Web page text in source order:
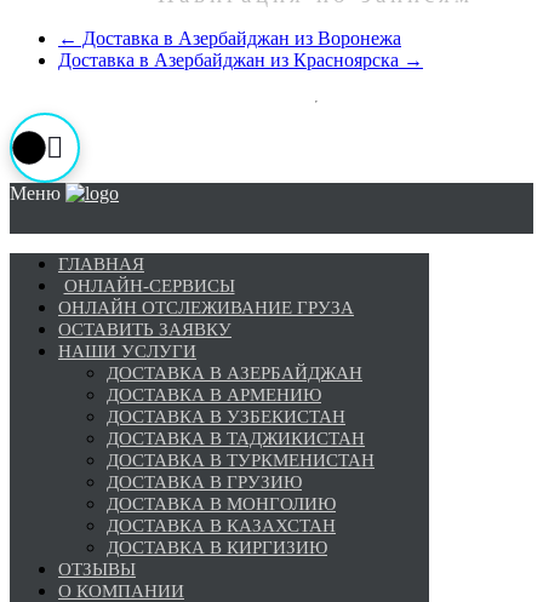
← Доставка в Азербайджан из Воронежа
Доставка в Азербайджан из Красноярска →
Меню
ГЛАВНАЯ
ОНЛАЙН-СЕРВИСЫ
ОНЛАЙН ОТСЛЕЖИВАНИЕ ГРУЗА
ОСТАВИТЬ ЗАЯВКУ
НАШИ УСЛУГИ
ДОСТАВКА В АЗЕРБАЙДЖАН
ДОСТАВКА В АРМЕНИЮ
ДОСТАВКА В УЗБЕКИСТАН
ДОСТАВКА В ТАДЖИКИСТАН
ДОСТАВКА В ТУРКМЕНИСТАН
ДОСТАВКА В ГРУЗИЮ
ДОСТАВКА В МОНГОЛИЮ
ДОСТАВКА В КАЗАХСТАН
ДОСТАВКА В КИРГИЗИЮ
ОТЗЫВЫ
О КОМПАНИИ